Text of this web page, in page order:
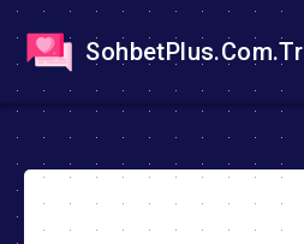
SohbetPlus.Com.Tr